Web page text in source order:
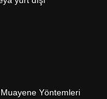
Yöntemleri